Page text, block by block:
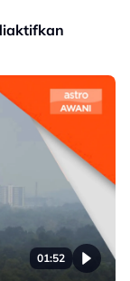
01:52